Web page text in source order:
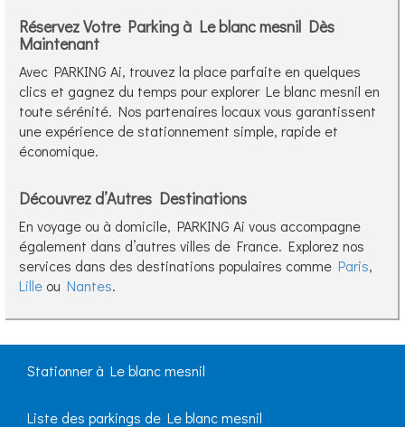
Réservez Votre Parking à Le blanc mesnil Dès
Maintenant
Avec PARKING Ai, trouvez la place parfaite en quelques
clics et gagnez du temps pour explorer Le blanc mesnil en
toute sérénité. Nos partenaires locaux vous garantissent
une expérience de stationnement simple, rapide et
économique.
Découvrez d’Autres Destinations
En voyage ou à domicile, PARKING Ai vous accompagne
également dans d’autres villes de France. Explorez nos
services dans des destinations populaires comme Paris,
Lille ou Nantes.
Stationner à Le blanc mesnil
Liste des parkings de Le blanc mesnil